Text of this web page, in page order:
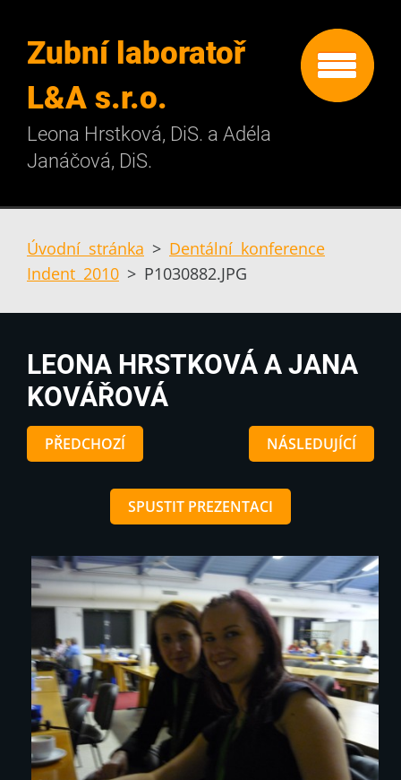
Zubní laboratoř
L&A s.r.o.
Leona Hrstková, DiS. a Adéla
Janáčová, DiS.
Úvodní stránka > Dentální konference
Indent 2010 > P1030882.JPG
LEONA HRSTKOVÁ A JANA
KOVÁŘOVÁ
PŘEDCHOZÍ NÁSLEDUJÍCÍ
SPUSTIT PREZENTACI